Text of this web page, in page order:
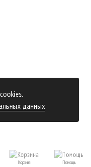
Корзина Помощь
данных